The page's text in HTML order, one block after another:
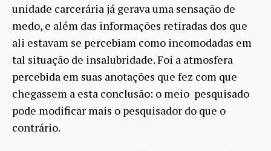
unidade carcerária já gerava uma sensação de
medo, e além das informações retiradas dos que
ali estavam se percebiam como incomodadas em
tal situação de insalubridade. Foi a atmosfera
percebida em suas anotações que fez com que
chegassem a esta conclusão: o meio pesquisado
pode modificar mais o pesquisador do que o
contrário.